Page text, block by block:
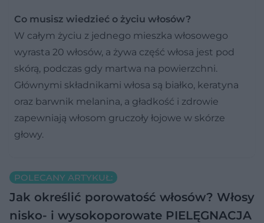
Co musisz wiedzieć o życiu włosów?
W całym życiu z jednego mieszka włosowego
wyrasta 20 włosów, a żywa część włosa jest pod
skórą, podczas gdy martwa na powierzchni.
Głównymi składnikami włosa są białko, keratyna
oraz barwnik melanina, a gładkość i zdrowie
zapewniają włosom gruczoły łojowe w skórze
głowy.
POLECANY ARTYKUŁ:
Jak określić porowatość włosów? Włosy
nisko- i wysokoporowate PIELĘGNACJA